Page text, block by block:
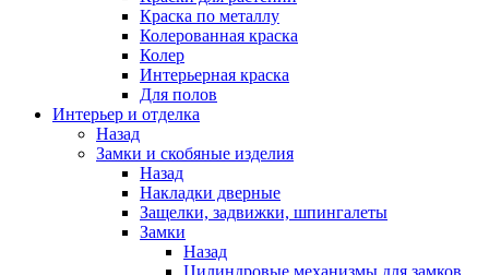
Краска по металлу
Колерованная краска
Колер
Интерьерная краска
Для полов
Интерьер и отделка
Назад
Замки и скобяные изделия
Назад
Накладки дверные
Защелки, задвижки, шпингалеты
Замки
Назад
Цилиндровые механизмы для замков